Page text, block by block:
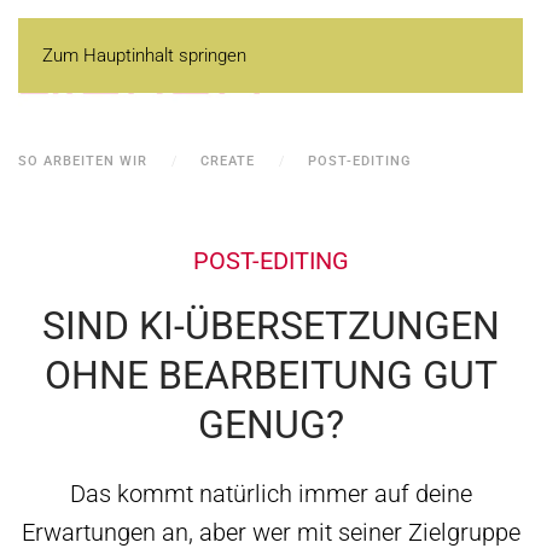
Zum Hauptinhalt springen
SO ARBEITEN WIR CREATE POST-EDITING
POST-EDITING
SIND KI-ÜBERSETZUNGEN
OHNE BEARBEITUNG GUT
GENUG?
Das kommt natürlich immer auf deine
Erwartungen an, aber wer mit seiner Zielgruppe